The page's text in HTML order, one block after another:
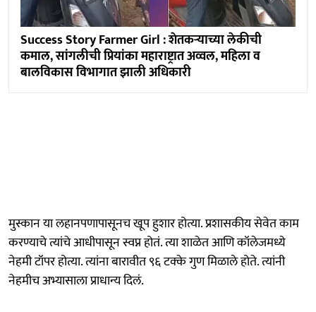
Success Story Farmer Girl : शेतकऱ्याच्या लेकीची
कमाल, सांगलीची प्रियांका महाराष्ट्रात अव्वल, महिला व
बालविकास विभागात झाली अधिकारी
मुस्कान या लहानपणापासूनच खूप हुशार होत्या. प्रशासकीय सेवेत काम
करण्याचे त्यांचे आधीपासून स्वप्न होतं. त्या शाळेत आणि कॉलेजमध्ये
नेहमी टॉपर होत्या. त्यांना बारावीत ९६ टक्के गुण मिळाले होते. त्यांनी
नेहमीच अभ्यासाला प्राधान्य दिलं.